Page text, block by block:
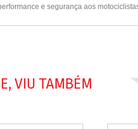
e segurança aos
VIU TAMBÉM